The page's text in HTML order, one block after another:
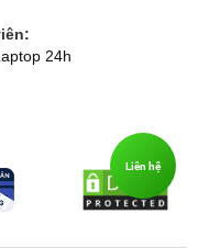
24h
Liên hệ